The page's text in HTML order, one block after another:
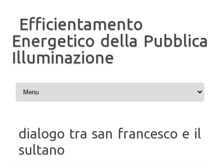
Efficientamento
Energetico della Pubblica
Illuminazione
Vai al contenuto
dialogo tra san francesco e il
sultano